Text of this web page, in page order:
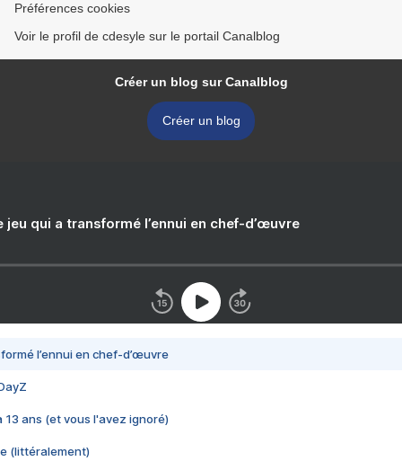
Préférences cookies
Voir le profil de cdesyle sur le portail Canalblog
Créer un blog sur Canalblog
Créer un blog
jeu qui a transformé l’ennui en chef-d’œuvre
l’ennui en chef-d’œuvre
13 ans (et vous l'avez ignoré)
(littéralement)